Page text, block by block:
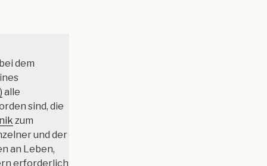
dem
alle
sind, die
zum
und der
an Leben,
erforderlich